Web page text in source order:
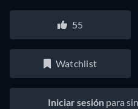
55
Watchlist
Iniciar sesión para